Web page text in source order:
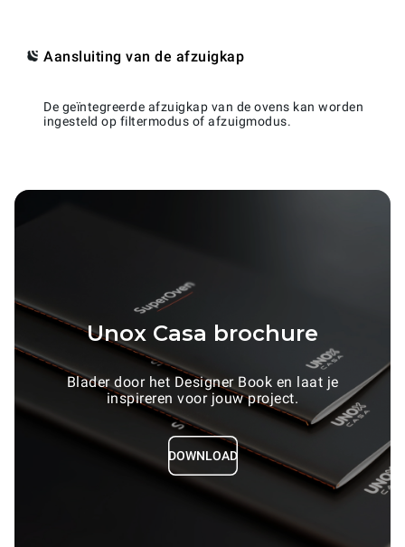
Aansluiting van de afzuigkap
De geïntegreerde afzuigkap van de ovens kan worden
ingesteld op filtermodus of afzuigmodus.
Unox Casa brochure
Blader door het Designer Book en laat je
inspireren voor jouw project.
DOWNLOAD